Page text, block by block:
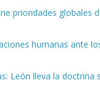
prioridades globales
humanas ante
León lleva la doctrina